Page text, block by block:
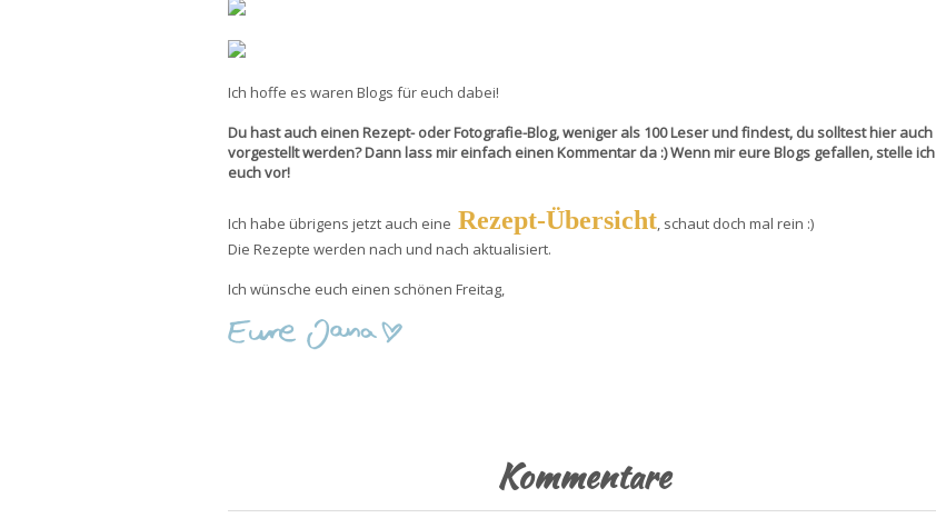
Ich hoffe es waren Blogs für euch dabei!
Du hast auch einen Rezept- oder Fotografie-Blog, weniger als 100 Leser und findest, du solltest hier auch
vorgestellt werden? Dann lass mir einfach einen Kommentar da :) Wenn mir eure Blogs gefallen, stelle ich
euch vor!
Ich habe übrigens jetzt auch eine Rezept-Übersicht, schaut doch mal rein :)
Die Rezepte werden nach und nach aktualisiert.
Ich wünsche euch einen schönen Freitag,
Kommentare